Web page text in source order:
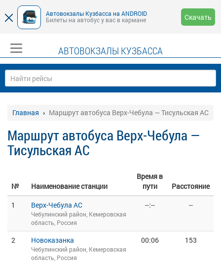
Автовокзалы Кузбасса на ANDROID
Билеты на автобус у вас в кармане
Скачать
АВТОВОКЗАЛЫ КУЗБАССА
Главная Маршрут автобуса Верх-Чебула — Тисульская АС
Маршрут автобуса Верх-Чебула —
Тисульская АС
№ Наименование станции
Время в
пути
Расстояние
1
Верх-Чебула АС
Чебулинский район, Кемеровская
область, Россия
--:-- --
2 Новоказанка
Чебулинский район, Кемеровская
область, Россия
00:06 153